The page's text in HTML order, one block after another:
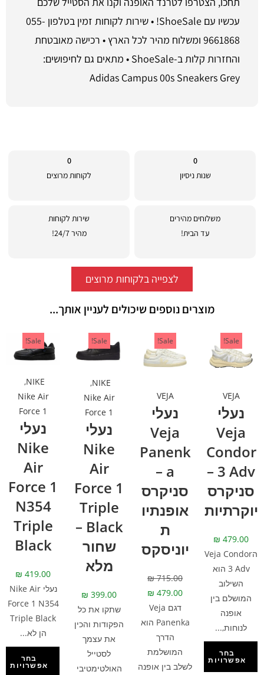
עכשיו עם ShoeSale! • שירות לקוחות זמין בטלפון 055-
9661868 ומשלוח מהיר לכל הארץ • רכישה מאובטחת
והחזרות קלות ב-ShoeSale • מתאים גם לחיפושים:
Adidas Campus 00s Sneakers Grey
0
שנות ניסיון
0
לקוחות מרוצים
משלוחים מהירים
עד הבית!
שירות לקוחות
מהיר 24/7!
לצפייה בלקוחות מרוצים
מוצרים נוספים שיכולים לעניין אותך...
Sale!
VEJA
נעלי
Veja
Condor
3 Adv –
סניקרס
יוקרתיות
₪ 479.00
הVeja Condor
3 Adv הוא
השילוב
המושלם בין
אופנה
לנוחות,...
בחר
אפשרויות
Sale!
VEJA
נעלי
Veja
Panenk
a –
סניקרס
אופנתיו
ת
יוניסקס
₪715.00
₪ 479.00
דגם Veja
Panenka הוא
הדרך
המושלמת
לשלב בין אופנה
Sale!
NIKE
,
Nike Air
Force 1
נעלי
Nike
Air
Force 1
Triple
Black –
שחור
מלא
₪ 399.00
שתקו את כל
הפקודות והכין
את עצמך
לסטייל
האולטימטיבי
Sale!
NIKE
,
Nike Air
Force 1
נעלי
Nike
Air
Force 1
N354
Triple
Black
₪ 419.00
נעלי Nike Air
Force 1 N354
Triple Black
הן לא...
בחר
אפשרויות